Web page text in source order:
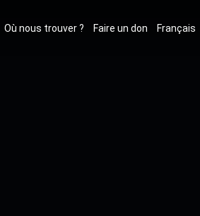
Où nous trouver ? Faire un don Français